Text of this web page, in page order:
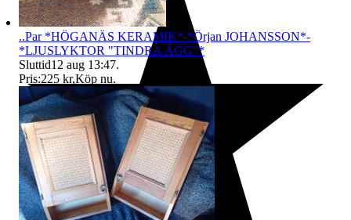
..Par *HÖGANÄS KERAMIK*-*Örjan JOHANSSON*-
*LJUSLYKTOR "TINDRA ÄGG"*
Sluttid12 aug 13:47.
Pris:225 kr,Köp nu.